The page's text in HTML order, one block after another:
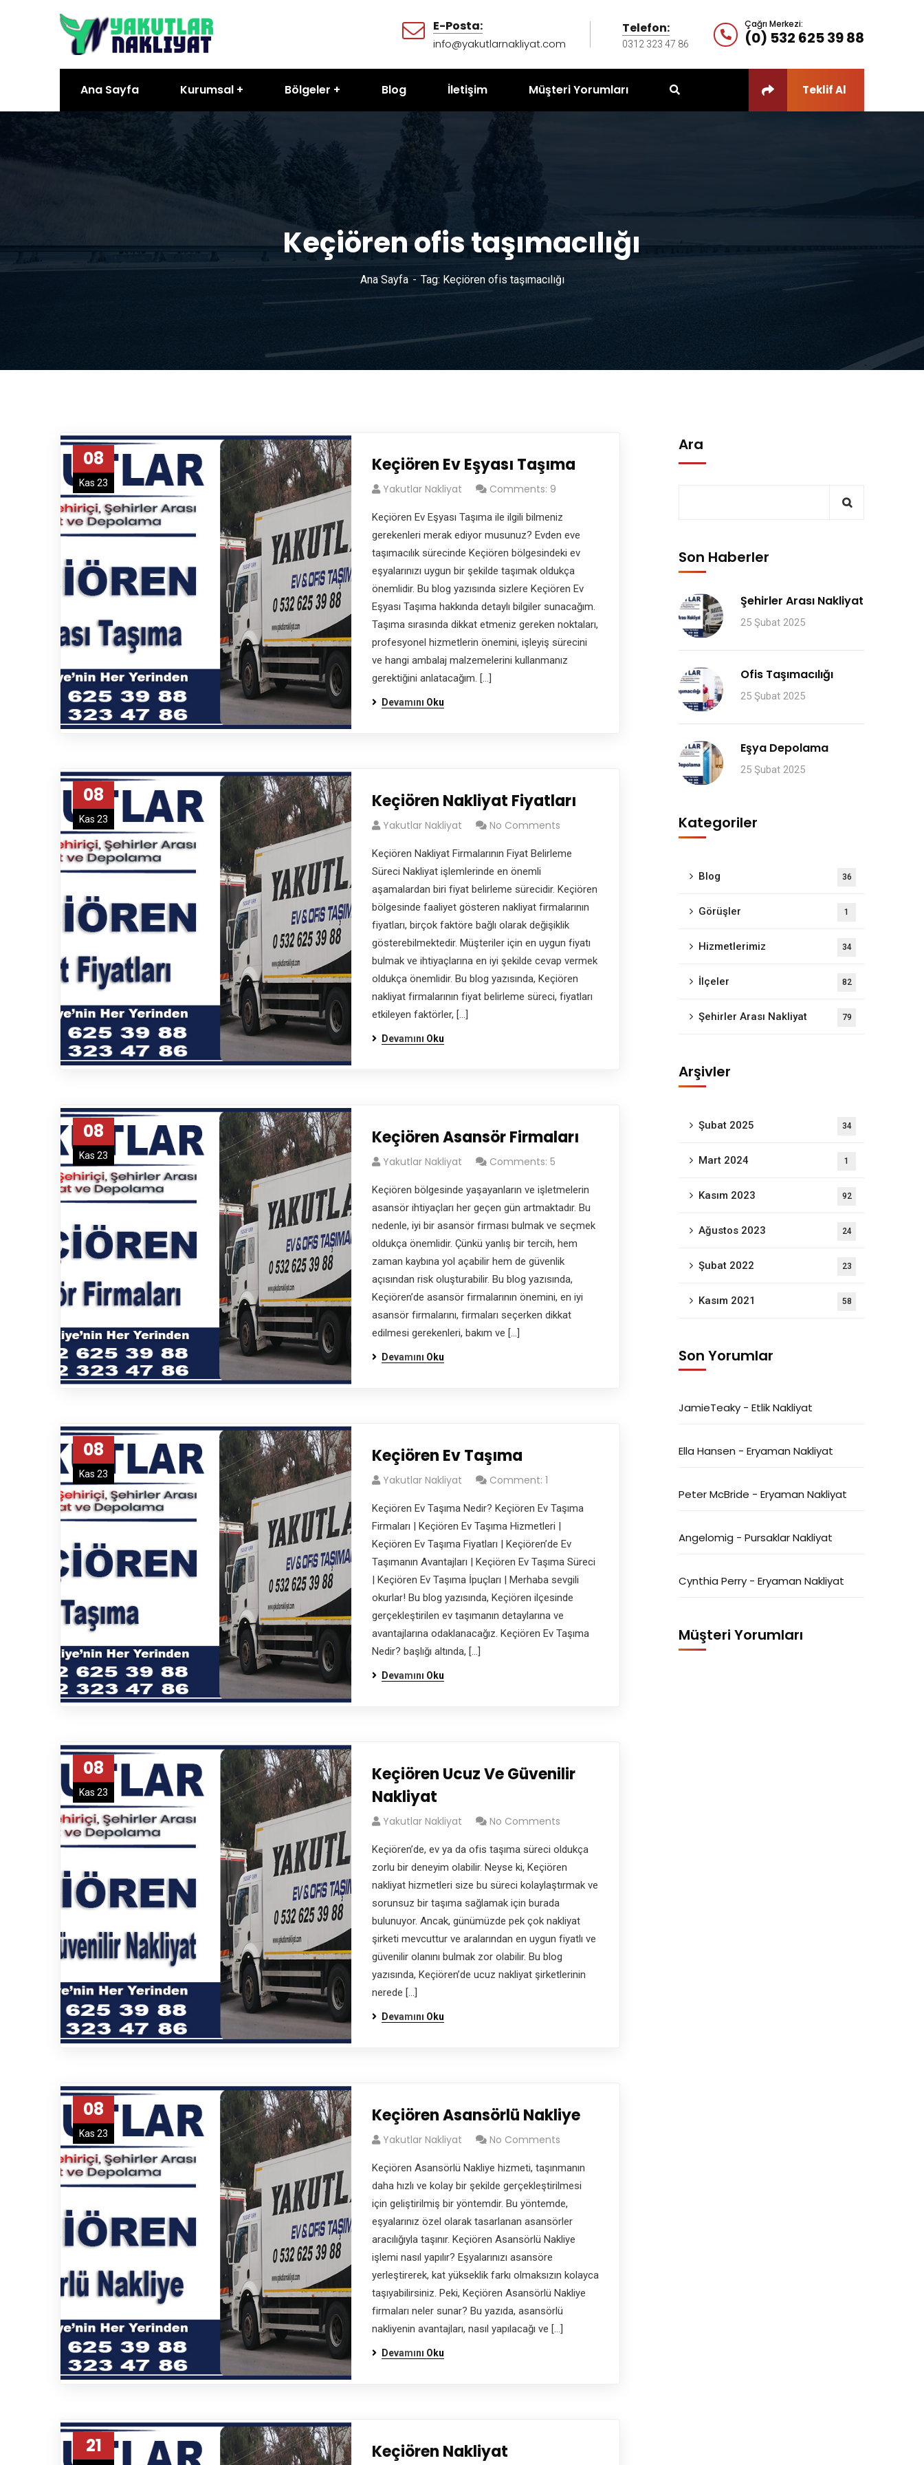
E-Posta:
info@yakutlarnakliyat.com
Telefon:
0312 323 47 86
Çağrı Merkezi:
(0) 532 625 39 88
Ana Sayfa Kurumsal Bölgeler Blog İletişim Müşteri Yorumları Teklif Al
Keçiören ofis taşımacılığı
Ana Sayfa Tag: Keçiören ofis taşımacılığı
08
Kas 23
Keçiören Ev Eşyası Taşıma
Yakutlar Nakliyat Comments: 9
Keçiören Ev Eşyası Taşıma ile ilgili bilmeniz
gerekenleri merak ediyor musunuz? Evden eve
taşımacılık sürecinde Keçiören bölgesindeki ev
eşyalarınızı uygun bir şekilde taşımak oldukça
önemlidir. Bu blog yazısında sizlere Keçiören Ev
Eşyası Taşıma hakkında detaylı bilgiler sunacağım.
Taşıma sırasında dikkat etmeniz gereken noktaları,
profesyonel hizmetlerin önemini, işleyiş sürecini
ve hangi ambalaj malzemelerini kullanmanız
gerektiğini anlatacağım. […]
Devamını Oku
08
Kas 23
Keçiören Nakliyat Fiyatları
Yakutlar Nakliyat No Comments
Keçiören Nakliyat Firmalarının Fiyat Belirleme
Süreci Nakliyat işlemlerinde en önemli
aşamalardan biri fiyat belirleme sürecidir. Keçiören
bölgesinde faaliyet gösteren nakliyat firmalarının
fiyatları, birçok faktöre bağlı olarak değişiklik
gösterebilmektedir. Müşteriler için en uygun fiyatı
bulmak ve ihtiyaçlarına en iyi şekilde cevap vermek
oldukça önemlidir. Bu blog yazısında, Keçiören
nakliyat firmalarının fiyat belirleme süreci, fiyatları
etkileyen faktörler, […]
Devamını Oku
08
Kas 23
Keçiören Asansör Firmaları
Yakutlar Nakliyat Comments: 5
Keçiören bölgesinde yaşayanların ve işletmelerin
asansör ihtiyaçları her geçen gün artmaktadır. Bu
nedenle, iyi bir asansör firması bulmak ve seçmek
oldukça önemlidir. Çünkü yanlış bir tercih, hem
zaman kaybına yol açabilir hem de güvenlik
açısından risk oluşturabilir. Bu blog yazısında,
Keçiören’de asansör firmalarının önemini, en iyi
asansör firmalarını, firmaları seçerken dikkat
edilmesi gerekenleri, bakım ve […]
Devamını Oku
08
Kas 23
Keçiören Ev Taşıma
Yakutlar Nakliyat Comment: 1
Keçiören Ev Taşıma Nedir? Keçiören Ev Taşıma
Firmaları | Keçiören Ev Taşıma Hizmetleri |
Keçiören Ev Taşıma Fiyatları | Keçiören’de Ev
Taşımanın Avantajları | Keçiören Ev Taşıma Süreci
| Keçiören Ev Taşıma İpuçları | Merhaba sevgili
okurlar! Bu blog yazısında, Keçiören ilçesinde
gerçekleştirilen ev taşımanın detaylarına ve
avantajlarına odaklanacağız. Keçiören Ev Taşıma
Nedir? başlığı altında, […]
Devamını Oku
08
Kas 23
Keçiören Ucuz Ve Güvenilir
Nakliyat
Yakutlar Nakliyat No Comments
Keçiören’de, ev ya da ofis taşıma süreci oldukça
zorlu bir deneyim olabilir. Neyse ki, Keçiören
nakliyat hizmetleri size bu süreci kolaylaştırmak ve
sorunsuz bir taşıma sağlamak için burada
bulunuyor. Ancak, günümüzde pek çok nakliyat
şirketi mevcuttur ve aralarından en uygun fiyatlı ve
güvenilir olanını bulmak zor olabilir. Bu blog
yazısında, Keçiören’de ucuz nakliyat şirketlerinin
nerede […]
Devamını Oku
08
Kas 23
Keçiören Asansörlü Nakliye
Yakutlar Nakliyat No Comments
Keçiören Asansörlü Nakliye hizmeti, taşınmanın
daha hızlı ve kolay bir şekilde gerçekleştirilmesi
için geliştirilmiş bir yöntemdir. Bu yöntemde,
eşyalarınız özel olarak tasarlanan asansörler
aracılığıyla taşınır. Keçiören Asansörlü Nakliye
işlemi nasıl yapılır? Eşyalarınızı asansöre
yerleştirerek, kat yükseklik farkı olmaksızın kolayca
taşıyabilirsiniz. Peki, Keçiören Asansörlü Nakliye
firmaları neler sunar? Bu yazıda, asansörlü
nakliyenin avantajları, nasıl yapılacağı ve […]
Devamını Oku
21 Keçiören Nakliyat
Ara
Son Haberler
Şehirler Arası Nakliyat
25 Şubat 2025
Ofis Taşımacılığı
25 Şubat 2025
Eşya Depolama
25 Şubat 2025
Kategoriler
Blog 36
Görüşler 1
Hizmetlerimiz 34
İlçeler 82
Şehirler Arası Nakliyat 79
Arşivler
Şubat 2025 34
Mart 2024 1
Kasım 2023 92
Ağustos 2023 24
Şubat 2022 23
Kasım 2021 58
Son Yorumlar
JamieTeaky - Etlik Nakliyat
Ella Hansen - Eryaman Nakliyat
Peter McBride - Eryaman Nakliyat
Angelomig - Pursaklar Nakliyat
Cynthia Perry - Eryaman Nakliyat
Müşteri Yorumları
Profesyonelliğimiz ile birlikte her geçen gün daha çok müşterimize memnuniyet veriyor, Ankara evden eve nakliyat alanında bireysel ve kurumsal tek
tercih olma yolunda ilerliyoruz. Üstün kalite hizmetler için hemen bize ulaşın.
Hemen Ara
BİZE ULAŞIN
Aşağı Eğlence, Beste Sk. No:16, 06190 Keçiören/Ankara
(0) 312 323 47 86
(0) 532 625 39 88
Abidinpaşa Nakliyat
Akdere Nakliyat
Aktepe Nakliyat
Akyurt Nakliyat
Anafartalar Nakliyat
Ayaş Nakliyat
Ayrancı Nakliyat
Bağlum Nakliyat
Bahçelievler Nakliyat
Bala Nakliyat
Beypazarı Nakliyat
Bilkent Nakliyat
Boğaziçi Nakliyat
Çamlıdere Nakliyat
Çankaya Yakutlar Nakliyat
Cebeci Nakliyat
Çubuk Nakliyat
Demirlibahçe Nakliyat
Dikmen Nakliyat
Dışkapı Nakliyat
Elmadağ Nakliyat
Elvankent Nakliyat
Esertepe Nakliyat
Etimesgut Nakliyat
Etlik Nakliyat
Evren Nakliyat
Fatih Nakliyat
Gölbaşı Nakliyat
Güdül Nakliyat
Hasköy Nakliyat
Haymana Nakliyat
İskitler Nakliyat
İvedik Nakliyat
Kalecik Nakliyat
Karşıyaka Nakliyat
Kayaş Nakliyat
Kazan Nakliyat